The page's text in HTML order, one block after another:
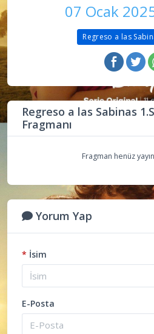
07 Ocak
Regreso a las
Regreso a las Sabinas
Fragmanı
Fragman henüz
Yorum Yap
* İsim
E-Posta